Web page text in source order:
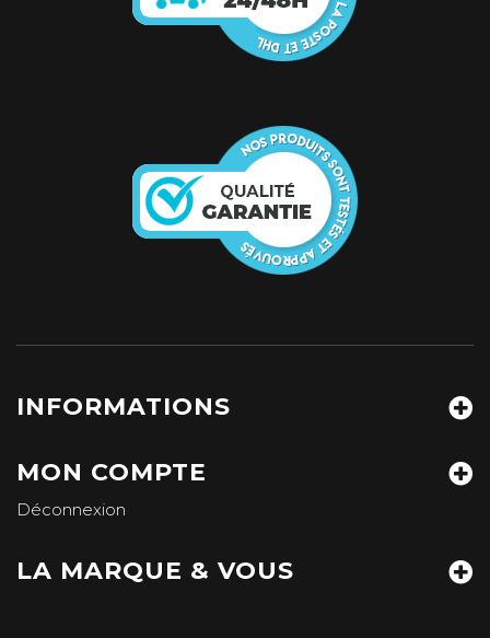
INFORMATIONS
MON COMPTE
Déconnexion
LA MARQUE & VOUS